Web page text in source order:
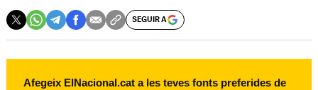
SEGUIR A
Afegeix ElNacional.cat a les teves fonts preferides de